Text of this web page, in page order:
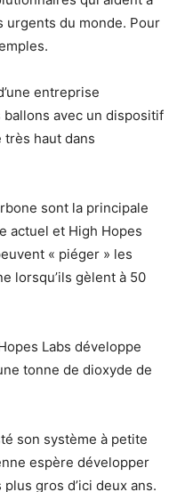
urgents du monde. Pour
entreprise
avec un dispositif
haut dans
sont la principale
actuel et High Hopes
« piéger » les
lorsqu’ils gèlent à 50
Labs développe
tonne de dioxyde de
son système à petite
espère développer
gros d’ici deux ans.